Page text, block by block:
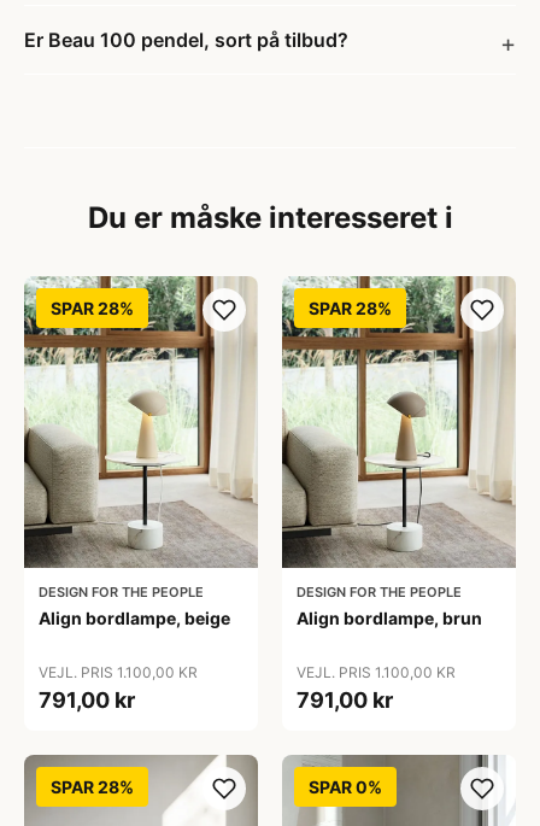
Er Beau 100 pendel, sort på tilbud?
Du er måske interesseret i
SPAR 28%
DESIGN FOR THE PEOPLE
Align bordlampe, beige
VEJL. PRIS 1.100,00 KR
791,00 kr
SPAR 28%
DESIGN FOR THE PEOPLE
Align bordlampe, brun
VEJL. PRIS 1.100,00 KR
791,00 kr
SPAR 28% SPAR 0%